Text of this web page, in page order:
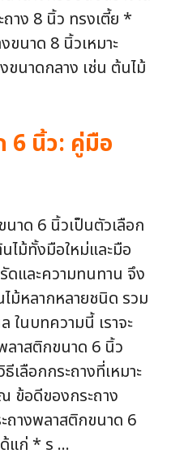
าง 8 นิ้ว ทรงเตี้ย *
ขนาด 8 นิ้วเหมาะ
ขนาดกลาง เช่น ต้นไม้
6 นิ้ว: คู่มือ
าด 6 นิ้วเป็นตัวเลือก
ม้ทั้งมือใหม่และมือ
ดและความทนทาน จึง
ไม้หลากหลายชนิด รวม
ในบทความนี้ เราจะ
ลาสติกขนาด 6 นิ้ว
เลือกกระถางที่เหมาะ
ข้อดีของกระถาง
ถางพลาสติกขนาด 6
แก่ * ร ...